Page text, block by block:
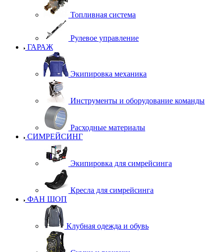
Топливная система
Рулевое управление
ГАРАЖ
Экипировка механика
Инструменты и оборудование команды
Расходные материалы
СИМРЕЙСИНГ
Экипировка для симрейсинга
Кресла для симрейсинга
ФАН ШОП
Клубная одежда и обувь